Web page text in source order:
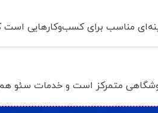
مناسب برای کسب‌وکارهایی
متمرکز است و خدمات سئو